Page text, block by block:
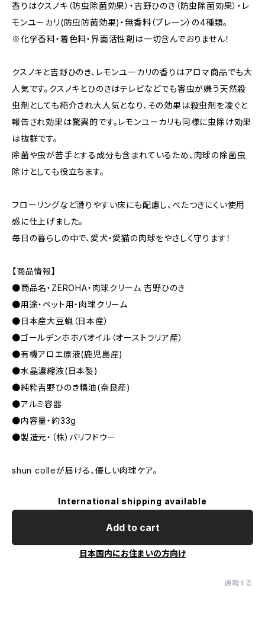
香りはクスノキ（防虫除菌効果）・吉野ひのき（防虫除菌効果）・レ
モンユーカリ(防虫防菌効果)・無香料（プレーン）の4種類。
※化学香料・着色料・界面活性剤は一切含んでおりません！
クスノキと吉野ひのき、レモンユーカリの香りはアロマ商品でも大
人気です。クスノキとひのきはテレビなどでも害虫が嫌う天然殺
虫剤としても紹介され大人気となり、その効果は殺虫剤を凌ぐと
報告され効果は驚異的です。レモンユーカリも同様に虫除け効果
は抜群です。
除菌や虫が苦手とする成分も含まれているため、肉球の除菌虫
除けとしても役立ちます。
フローリングなど滑りやすい床にも配慮し、べたつきにくい使用
感に仕上げました。
毎日の暮らしの中で、愛犬・愛猫の肉球をやさしく守ります！
【商品情報】
●商品名・ZEROHA・肉球クリーム 吉野ひのき
●用途・ペット用・肉球クリーム
●日本産大豆蝋（日本産）
●ゴールデンホホバオイル（オーストラリア産）
●有機アロエ原液(鹿児島産)
●水晶濃縮液(日本製)
●純粋吉野ひのき精油(奈良産)
●アルミ容器
●内容量・約33g
●製造元・（株）バリフドウー
shun colleが届ける、優しい肉球ケア。
International shipping available
Add to cart
日本国内にお住まいの方向け
通報する